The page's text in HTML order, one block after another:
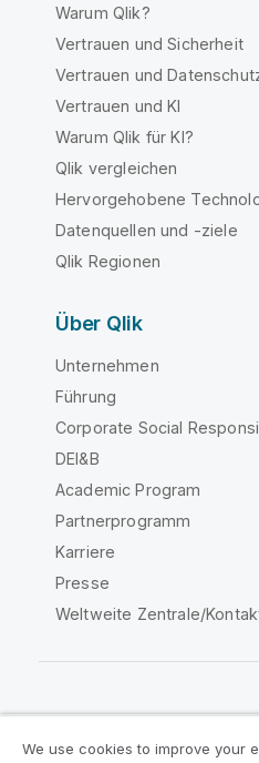
Warum Qlik?
Vertrauen und Sicherheit
Vertrauen und
Vertrauen und KI
Warum Qlik für KI?
Qlik vergleichen
Hervorgehobene
Datenquellen und -ziele
Qlik Regionen
Über Qlik
Unternehmen
Führung
Corporate Social
DEI&B
Academic Program
Partnerprogramm
Karriere
Presse
Weltweite Zentrale/
We use cookies to improve your